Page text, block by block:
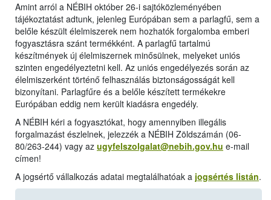
Amint arról a NÉBIH október 26-i sajtóközleményében
tájékoztatást adtunk, jelenleg Európában sem a parlagfű, sem a
belőle készült élelmiszerek nem hozhatók forgalomba emberi
fogyasztásra szánt termékként. A parlagfű tartalmú
készítmények új élelmiszernek minősülnek, melyeket uniós
szinten engedélyeztetni kell. Az uniós engedélyezés során az
élelmiszerként történő felhasználás biztonságosságát kell
bizonyítani. Parlagfűre és a belőle készített termékekre
Európában eddig nem került kiadásra engedély.
A NÉBIH kéri a fogyasztókat, hogy amennyiben illegális
forgalmazást észlelnek, jelezzék a NÉBIH Zöldszámán (06-
80/263-244) vagy az ugyfelszolgalat@nebih.gov.hu e-mail
címen!
A jogsértő vállalkozás adatai megtalálhatóak a jogsértés listán.